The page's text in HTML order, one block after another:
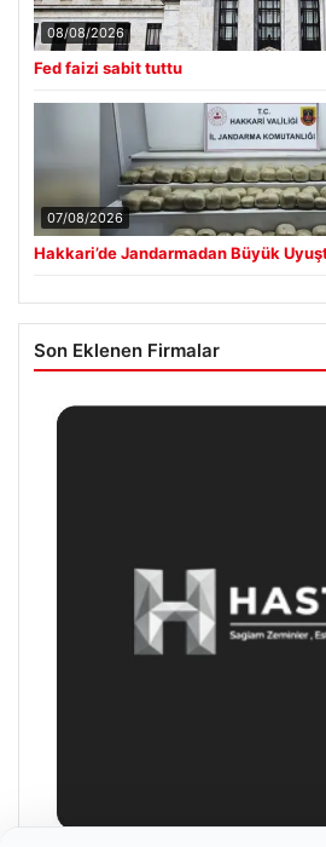
08/08/2026
Fed faizi sabit tuttu
07/08/2026
Hakkari’de Jandarmadan Büyük
Son Eklenen Firmalar